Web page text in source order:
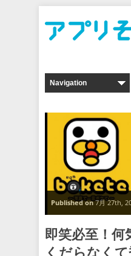
Published on7月 27th,
即笑必至！何
くだらなくて